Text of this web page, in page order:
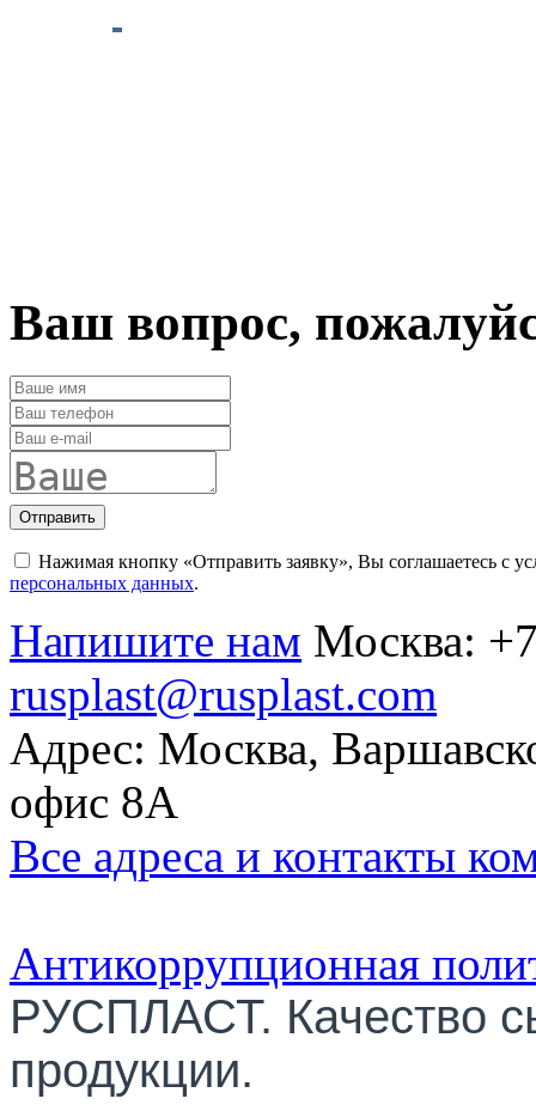
Ваш вопрос,
Отправить
Нажимая кнопку «Отправить заявку», Вы соглашаетесь с
персональных данных.
Напишите нам Москва:
rusplast@rusplast.com
Адрес: Москва,
офис 8А
Все адреса и контакты
Антикоррупционная
РУСПЛАСТ. Качество
продукции.